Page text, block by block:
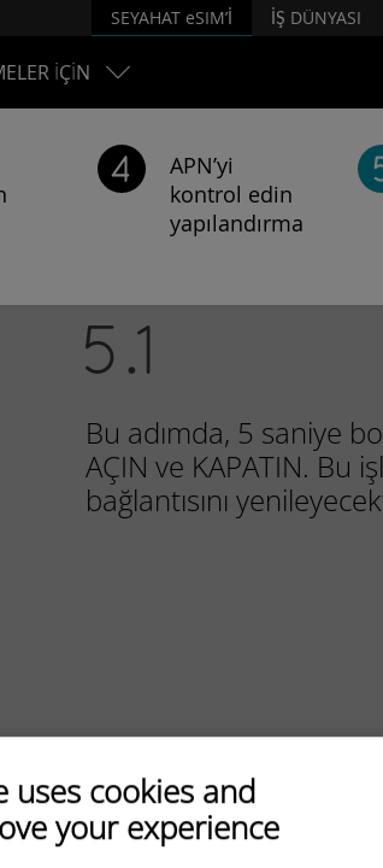
uses cookies and
your experience
SEYAHAT eSIM’İ İŞ DÜNYASI
İÇİN
APN’yi
kontrol edin
yapılandırma
Bu adımda, 5 saniye
AÇIN ve KAPATIN. Bu
bağlantısını